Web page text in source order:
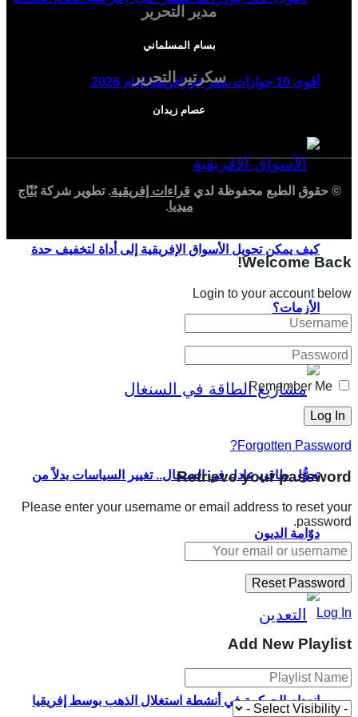
أقوى 10 جوازات سفر في إفريقيا لعام 2026
كيف يمكن تحويل الأسواق الإفريقية إلى أداة لتخفيف حدة
الأزمات؟
تحوُّل طاقي عادل في السنغال.. تغيير السياسات بدلاً من
دوّامة الديون
انعدام الحوكمة في أنشطة استغلال الذهب بوسط إفريقيا
مدير التحرير
بسام المسلماني
سكرتير التحرير
عصام زيدان
© حقوق الطبع محفوظة لدي قراءات إفريقية. تطوير شركةبُنّاج
ميديا.
Welcome Back!
Login to your account below
Remember Me
Forgotten Password?
Retrieve your password
Please enter your username or email address to reset your
password.
Log In
Add New Playlist